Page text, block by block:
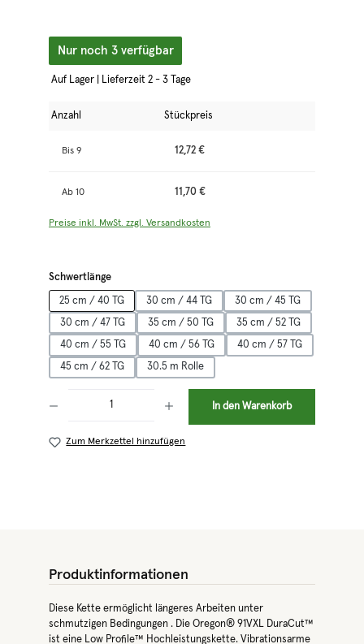
Nur noch 3 verfügbar
Auf Lager | Lieferzeit 2 - 3 Tage
Anzahl Stückpreis
Bis 9 12,72 €
Ab 10 11,70 €
Preise inkl. MwSt. zzgl. Versandkosten
Schwertlängeauswählen
25 cm / 40 TG 30 cm / 44 TG 30 cm / 45 TG
30 cm / 47 TG 35 cm / 50 TG 35 cm / 52 TG
40 cm / 55 TG 40 cm / 56 TG 40 cm / 57 TG
45 cm / 62 TG 30.5 m Rolle
In den Warenkorb
Zum Merkzettel hinzufügen
Produktinformationen
Diese Kette ermöglicht längeres Arbeiten unter
schmutzigen Bedingungen . Die Oregon® 91VXL DuraCut™
ist eine Low Profile™ Hochleistungskette. Vibrationsarme